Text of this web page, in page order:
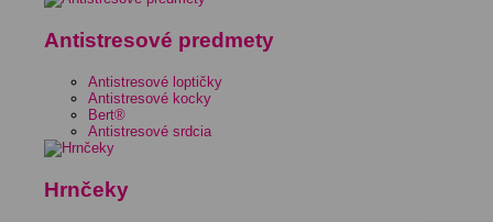
Antistresové predmety
Antistresové loptičky
Antistresové kocky
Bert®
Antistresové srdcia
Hrnčeky